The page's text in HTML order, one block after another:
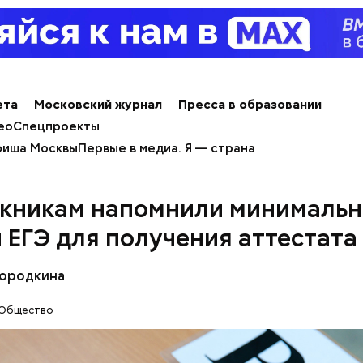
Московский журнал
Пресса в образовании
Спецпроекты
МосквыПервые в медиа. Я — страна
напомнили
для получения аттестата
из кабачков